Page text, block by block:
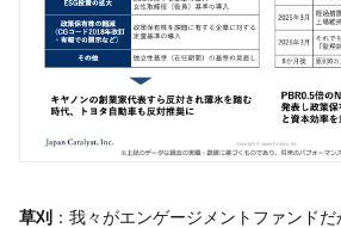
草刈 ：我々がエンゲージメントファンド